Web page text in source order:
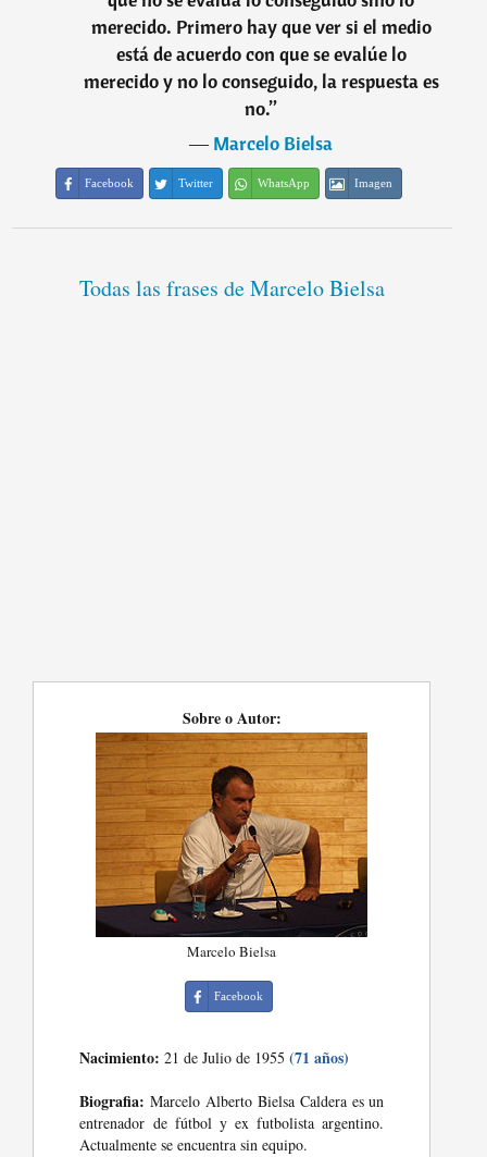
merecido. Primero hay que ver si el medio
está de acuerdo con que se evalúe lo
merecido y no lo conseguido, la respuesta es
no.”
―Marcelo Bielsa
Facebook Twitter WhatsApp Imagen
Todas las frases de Marcelo Bielsa
Sobre o Autor:
Marcelo Bielsa
Facebook
Nacimiento: 21 de Julio de 1955(71 años)
Biografia: Marcelo Alberto Bielsa Caldera es un
entrenador de fútbol y ex futbolista argentino.
Actualmente se encuentra sin equipo.